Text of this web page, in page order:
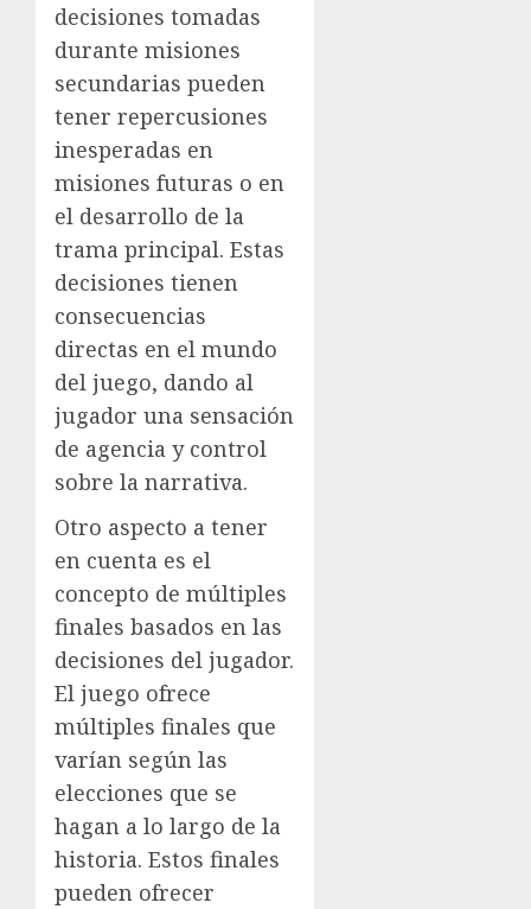
decisiones tomadas
durante misiones
secundarias pueden
tener repercusiones
inesperadas en
misiones futuras o en
el desarrollo de la
trama principal. Estas
decisiones tienen
consecuencias
directas en el mundo
del juego, dando al
jugador una sensación
de agencia y control
sobre la narrativa.
Otro aspecto a tener
en cuenta es el
concepto de múltiples
finales basados en las
decisiones del jugador.
El juego ofrece
múltiples finales que
varían según las
elecciones que se
hagan a lo largo de la
historia. Estos finales
pueden ofrecer